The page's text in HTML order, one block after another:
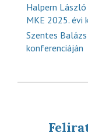
Halpern László
MKE 2025. évi
Szentes
konferenciáján